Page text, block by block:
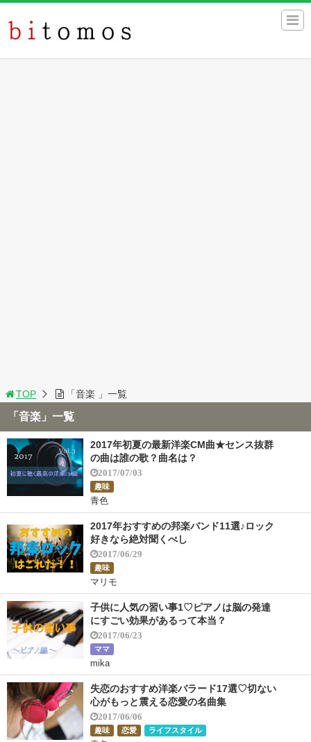
TOP 「音楽 」一覧
「音楽」一覧
2017年初夏の最新洋楽CM曲★センス抜群
の曲は誰の歌？曲名は？
2017/07/03
趣味
青色
2017年おすすめの邦楽バンド11選♪ロック
好きなら絶対聞くべし
2017/06/29
趣味
マリモ
子供に人気の習い事1♡ピアノは脳の発達
にすごい効果があるって本当？
2017/06/23
ママ
mika
失恋のおすすめ洋楽バラード17選♡切ない
心がもっと震える恋愛の名曲集
2017/06/06
趣味 恋愛 ライフスタイル